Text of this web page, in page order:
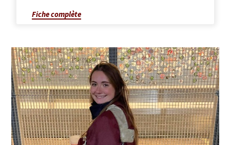
CalbergFiche complète
Afficher
la
fiche
complète
de
Suzanne
Dozin